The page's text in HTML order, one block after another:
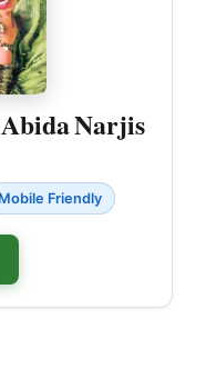
Narjis
Mobile Friendly